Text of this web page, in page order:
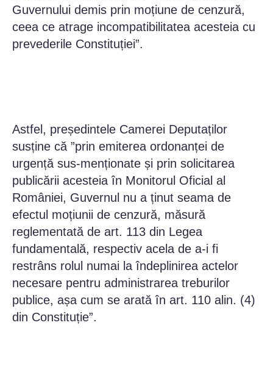
Guvernului demis prin moțiune de cenzură,
ceea ce atrage incompatibilitatea acesteia cu
prevederile Constituției”.
Astfel, președintele Camerei Deputaților
susține că ”prin emiterea ordonanței de
urgență sus-menționate și prin solicitarea
publicării acesteia în Monitorul Oficial al
României, Guvernul nu a ținut seama de
efectul moțiunii de cenzură, măsură
reglementată de art. 113 din Legea
fundamentală, respectiv acela de a-i fi
restrâns rolul numai la îndeplinirea actelor
necesare pentru administrarea treburilor
publice, așa cum se arată în art. 110 alin. (4)
din Constituție”.